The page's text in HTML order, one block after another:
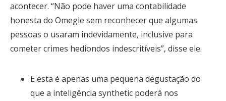
acontecer. “Não pode haver uma contabilidade
honesta do Omegle sem reconhecer que algumas
pessoas o usaram indevidamente, inclusive para
cometer crimes hediondos indescritíveis”, disse ele.
E esta é apenas uma pequena degustação do
que a inteligência synthetic poderá nos